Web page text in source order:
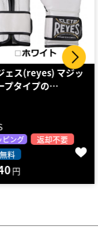
ェス(reyes) マジッ
プタイプの…
ング
返却不要
料
円